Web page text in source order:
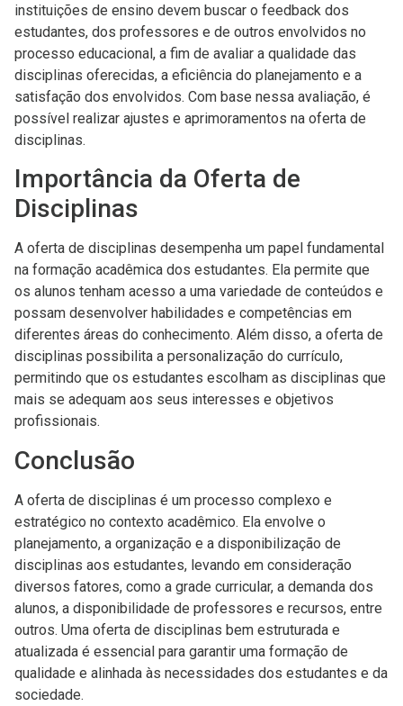
instituições de ensino devem buscar o feedback dos
estudantes, dos professores e de outros envolvidos no
processo educacional, a fim de avaliar a qualidade das
disciplinas oferecidas, a eficiência do planejamento e a
satisfação dos envolvidos. Com base nessa avaliação, é
possível realizar ajustes e aprimoramentos na oferta de
disciplinas.
Importância da Oferta de
Disciplinas
A oferta de disciplinas desempenha um papel fundamental
na formação acadêmica dos estudantes. Ela permite que
os alunos tenham acesso a uma variedade de conteúdos e
possam desenvolver habilidades e competências em
diferentes áreas do conhecimento. Além disso, a oferta de
disciplinas possibilita a personalização do currículo,
permitindo que os estudantes escolham as disciplinas que
mais se adequam aos seus interesses e objetivos
profissionais.
Conclusão
A oferta de disciplinas é um processo complexo e
estratégico no contexto acadêmico. Ela envolve o
planejamento, a organização e a disponibilização de
disciplinas aos estudantes, levando em consideração
diversos fatores, como a grade curricular, a demanda dos
alunos, a disponibilidade de professores e recursos, entre
outros. Uma oferta de disciplinas bem estruturada e
atualizada é essencial para garantir uma formação de
qualidade e alinhada às necessidades dos estudantes e da
sociedade.